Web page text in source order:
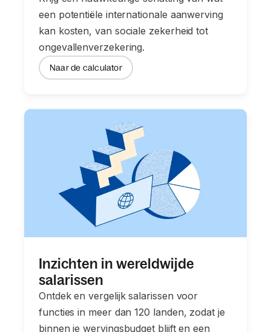
een potentiële internationale aanwerving
kan kosten, van sociale zekerheid tot
ongevallenverzekering.
Naar de calculator
Inzichten in wereldwijde
salarissen
Ontdek en vergelijk salarissen voor
functies in meer dan 120 landen, zodat je
binnen je wervingsbudget blijft en een